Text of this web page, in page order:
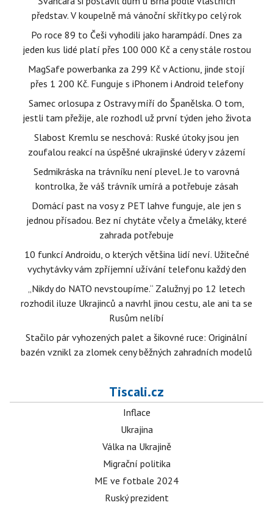
představ. V koupelně má vánoční skřítky po celý rok
Po roce 89 to Češi vyhodili jako harampádí. Dnes za
jeden kus lidé platí přes 100 000 Kč a ceny stále rostou
MagSafe powerbanka za 299 Kč v Actionu, jinde stojí
přes 1 200 Kč. Funguje s iPhonem i Android telefony
Samec orlosupa z Ostravy míří do Španělska. O tom,
jestli tam přežije, ale rozhodl už první týden jeho života
Slabost Kremlu se neschová: Ruské útoky jsou jen
zoufalou reakcí na úspěšné ukrajinské údery v zázemí
Sedmikráska na trávníku není plevel. Je to varovná
kontrolka, že váš trávník umírá a potřebuje zásah
Domácí past na vosy z PET lahve funguje, ale jen s
jednou přísadou. Bez ní chytáte včely a čmeláky, které
zahrada potřebuje
10 funkcí Androidu, o kterých většina lidí neví. Užitečné
vychytávky vám zpříjemní užívání telefonu každý den
„Nikdy do NATO nevstoupíme.“ Zalužnyj po 12 letech
rozhodil iluze Ukrajinců a navrhl jinou cestu, ale ani ta se
Rusům nelíbí
Stačilo pár vyhozených palet a šikovné ruce: Originální
bazén vznikl za zlomek ceny běžných zahradních modelů
Tiscali.cz
Inflace
Ukrajina
Válka na Ukrajině
Migrační politika
ME ve fotbale 2024
Ruský prezident